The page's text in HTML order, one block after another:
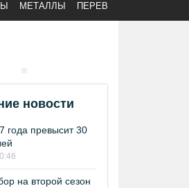
МЕТАЛЛЫ ПЕРЕВОДЫ
новости
года превысит 30
на второй сезон